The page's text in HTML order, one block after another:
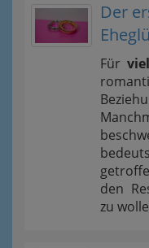
Der
Für
den
zu